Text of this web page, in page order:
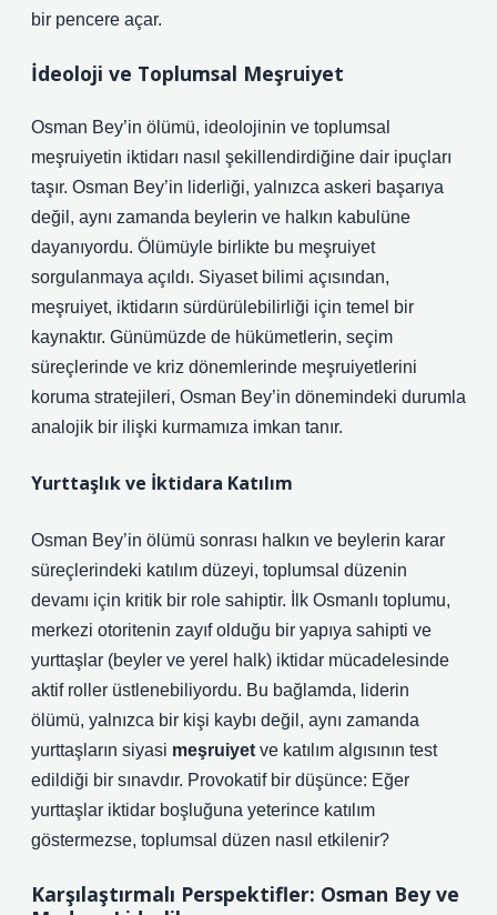
bir pencere açar.
İdeoloji ve Toplumsal Meşruiyet
Osman Bey’in ölümü, ideolojinin ve toplumsal
meşruiyetin iktidarı nasıl şekillendirdiğine dair ipuçları
taşır. Osman Bey’in liderliği, yalnızca askeri başarıya
değil, aynı zamanda beylerin ve halkın kabulüne
dayanıyordu. Ölümüyle birlikte bu meşruiyet
sorgulanmaya açıldı. Siyaset bilimi açısından,
meşruiyet, iktidarın sürdürülebilirliği için temel bir
kaynaktır. Günümüzde de hükümetlerin, seçim
süreçlerinde ve kriz dönemlerinde meşruiyetlerini
koruma stratejileri, Osman Bey’in dönemindeki durumla
analojik bir ilişki kurmamıza imkan tanır.
Yurttaşlık ve İktidara Katılım
Osman Bey’in ölümü sonrası halkın ve beylerin karar
süreçlerindeki katılım düzeyi, toplumsal düzenin
devamı için kritik bir role sahiptir. İlk Osmanlı toplumu,
merkezi otoritenin zayıf olduğu bir yapıya sahipti ve
yurttaşlar (beyler ve yerel halk) iktidar mücadelesinde
aktif roller üstlenebiliyordu. Bu bağlamda, liderin
ölümü, yalnızca bir kişi kaybı değil, aynı zamanda
yurttaşların siyasi meşruiyet ve katılım algısının test
edildiği bir sınavdır. Provokatif bir düşünce: Eğer
yurttaşlar iktidar boşluğuna yeterince katılım
göstermezse, toplumsal düzen nasıl etkilenir?
Karşılaştırmalı Perspektifler: Osman Bey ve